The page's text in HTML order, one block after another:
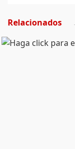
Relacionados